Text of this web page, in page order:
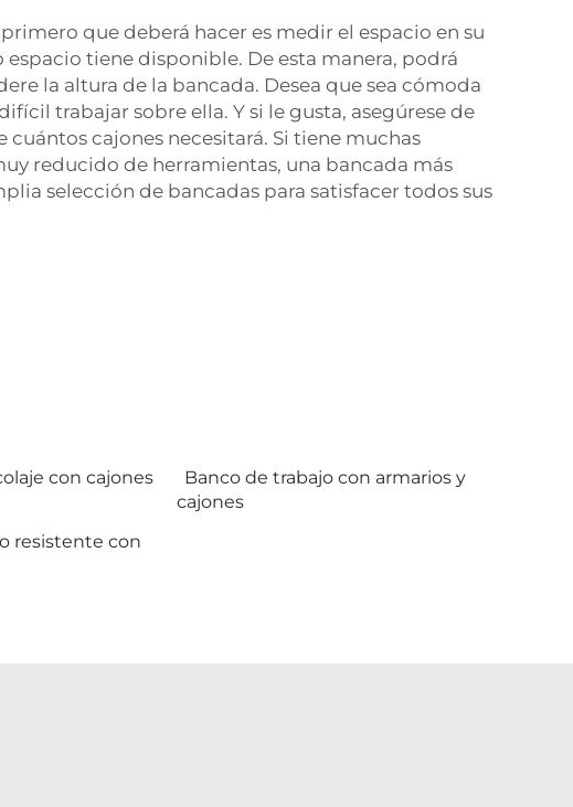
que deberá hacer es medir el espacio en su
tiene disponible. De esta manera, podrá
la altura de la bancada. Desea que sea cómoda
trabajar sobre ella. Y si le gusta, asegúrese de
cajones necesitará. Si tiene muchas
reducido de herramientas, una bancada más
selección de bancadas para satisfacer todos sus
con cajones
Banco de trabajo con armarios y
cajones
resistente con